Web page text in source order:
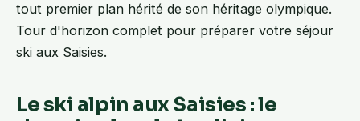
tout premier plan hérité de son héritage olympique.
Tour d'horizon complet pour préparer votre séjour
ski aux Saisies.
Le ski alpin aux Saisies : le